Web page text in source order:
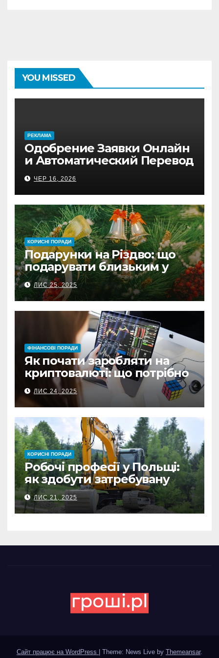
YOU MISSED
PЕКЛАМА
Одобрение Заявки Онлайн
и Автоматический Перевод
на Банковский Счёт.
Проверь
ЧЕР 16, 2026
КОРИСНІ ПОРАДИ
Подарунки на Різдво: що
подарувати близьким у
Польщі
ЛИС 25, 2025
ФІНАНСОВІ ПОРАДИ
Як почати заробляти на
криптовалюті: що потрібно
знати перед першою
інвестицією
ЛИС 24, 2025
КОРИСНІ ПОРАДИ
Робочі професії у Польщі:
як здобути затребувану
спеціальність та заробляти
гідні гроші
ЛИС 21, 2025
Сайт працює на WordPress Theme: News Live by Themeansar.